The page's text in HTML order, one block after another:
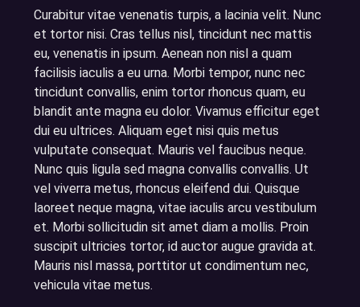
Curabitur vitae venenatis turpis, a lacinia velit. Nunc
et tortor nisi. Cras tellus nisl, tincidunt nec mattis
eu, venenatis in ipsum. Aenean non nisl a quam
facilisis iaculis a eu urna. Morbi tempor, nunc nec
tincidunt convallis, enim tortor rhoncus quam, eu
blandit ante magna eu dolor. Vivamus efficitur eget
dui eu ultrices. Aliquam eget nisi quis metus
vulputate consequat. Mauris vel faucibus neque.
Nunc quis ligula sed magna convallis convallis. Ut
vel viverra metus, rhoncus eleifend dui. Quisque
laoreet neque magna, vitae iaculis arcu vestibulum
et. Morbi sollicitudin sit amet diam a mollis. Proin
suscipit ultricies tortor, id auctor augue gravida at.
Mauris nisl massa, porttitor ut condimentum nec,
vehicula vitae metus.